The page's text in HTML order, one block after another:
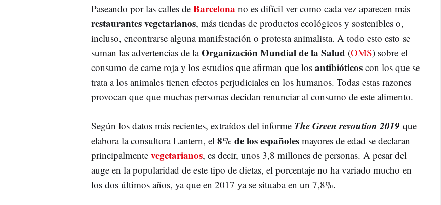
Paseando por las calles de Barcelona no es difícil ver como cada vez aparecen más
restaurantes vegetarianos, más tiendas de productos ecológicos y sostenibles o,
incluso, encontrarse alguna manifestación o protesta animalista. A todo esto esto se
suman las advertencias de laOrganización Mundial de la Salud (OMS) sobre el
consumo de carne roja y los estudios que afirman que los antibióticos con los que se
trata a los animales tienen efectos perjudiciales en los humanos. Todas estas razones
provocan que que muchas personas decidan renunciar al consumo de este alimento.
Según los datos más recientes, extraídos del informe The Green revoution 2019 que
elabora la consultora Lantern, el 8% de los españoles mayores de edad se declaran
principalmente vegetarianos, es decir, unos 3,8 millones de personas. A pesar del
auge en la popularidad de este tipo de dietas, el porcentaje no ha variado mucho en
los dos últimos años, ya que en 2017 ya se situaba en un 7,8%.